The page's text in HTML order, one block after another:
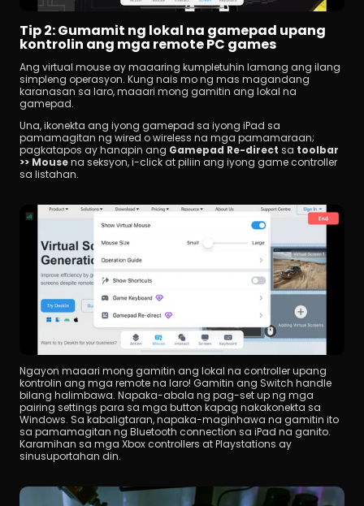
Tip 2: Gumamit ng lokal na gamepad upang
kontrolin ang mga remote PC games
Ang virtual mouse ay maaaring kumpletuhin lamang ang ilang
simpleng operasyon. Kung nais mo ng mas magandang
karanasan sa laro, maaari mong gamitin ang lokal na
gamepad.
Una, ikonekta ang iyong gamepad sa iyong iPad sa
pamamagitan ng wired o wireless na mga pamamaraan;
pagkatapos ay hanapin ang Gamepad Re-direct sa toolbar
>> Mouse na seksyon, i-click at piliin ang iyong game controller
sa listahan.
Ngayon maaari mong gamitin ang lokal na controller upang
kontrolin ang mga remote na laro! Gamitin ang Switch handle
bilang halimbawa. Napaka-abala ng pag-set up ng mga
pairing settings para sa mga button kapag nakakonekta sa
Windows. Sa kabaligtaran, napaka-maginhawa na gamitin ito
sa pamamagitan ng Bluetooth connection sa iPad na ganito.
Karamihan sa mga Xbox controllers at Playstations ay
sinusuportahan din.